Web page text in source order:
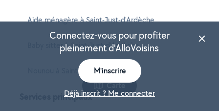
Aide ménagère à Saint-Just-d'Ardèche
Baby sitter à Saint-Just-d'Ardèche
Nounou à Saint-Just-d'Ardèche
Services principaux
Carte
Connectez-vous pour profiter
pleinement d'AlloVoisins
M'inscrire
Déjà inscrit ? Me connecter